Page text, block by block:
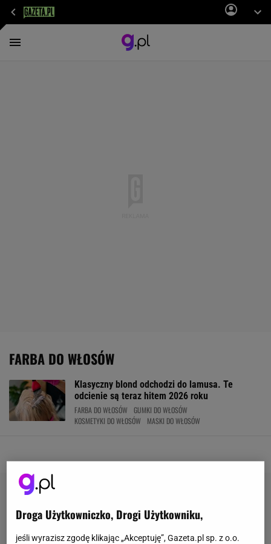
FARBA DO WŁOSÓW
Klasyczny blond odchodzi do lamusa. Te
odcienie są teraz hitem 2026 roku
FARBA DO WŁOSÓW
GUMKI DO WŁOSÓW
KOSMETYKI DO WŁOSÓW
MASKI DO WŁOSÓW
Droga Użytkowniczko, Drogi Użytkowniku,
jeśli wyrazisz zgodę klikając „Akceptuję”, Gazeta.pl sp. z o.o.